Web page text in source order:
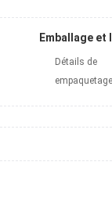
Emballage et
Détails de
empaquetage